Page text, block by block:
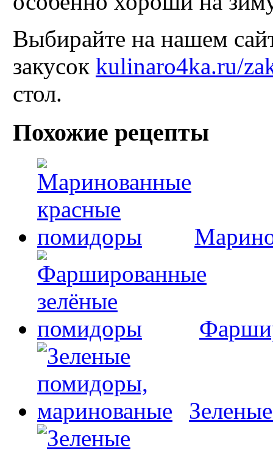
Выбирайте на нашем
закусок kulinaro4ka.ru/
стол.
Похожие рецепты